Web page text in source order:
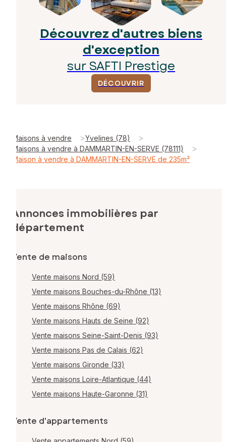
Découvrez d'autres biens
d'exception
sur SAFTI Prestige
DÉCOUVRIR
Maisons à vendre >Yvelines (78) >
Maisons à vendre à DAMMARTIN-EN-SERVE (78111) >
Maison à vendre à DAMMARTIN-EN-SERVE de 235m²
Annonces immobilières par
département
Vente de maisons
Vente maisons Nord (59)
Vente maisons Bouches-du-Rhône (13)
Vente maisons Rhône (69)
Vente maisons Hauts de Seine (92)
Vente maisons Seine-Saint-Denis (93)
Vente maisons Pas de Calais (62)
Vente maisons Gironde (33)
Vente maisons Loire-Atlantique (44)
Vente maisons Haute-Garonne (31)
Vente d'appartements